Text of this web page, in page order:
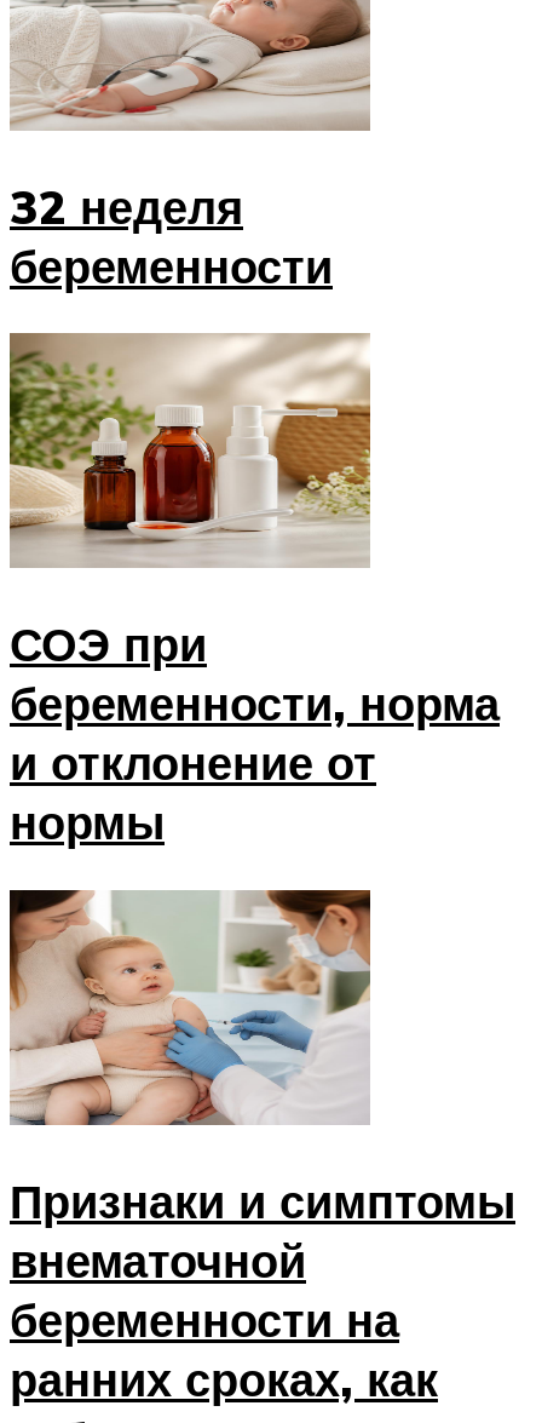
32 неделя
беременности
СОЭ при
беременности, норма
и отклонение от
нормы
Признаки и симптомы
внематочной
беременности на
ранних сроках, как